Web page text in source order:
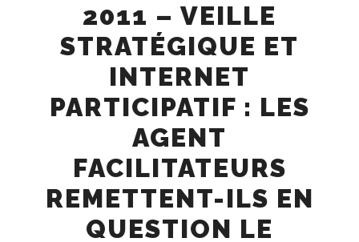
2011 – VEILLE
STRATÉGIQUE ET
INTERNET
PARTICIPATIF : LES
AGENT
FACILITATEURS
REMETTENT-ILS EN
QUESTION LE